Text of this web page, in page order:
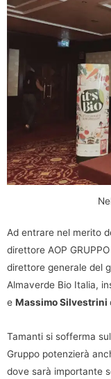
Ad entrare nel merito
direttore AOP
direttore generale del
Almaverde Bio Italia,
e Massimo Silvestrini
Tamanti si sofferma
Gruppo potenzierà
dove sarà importante